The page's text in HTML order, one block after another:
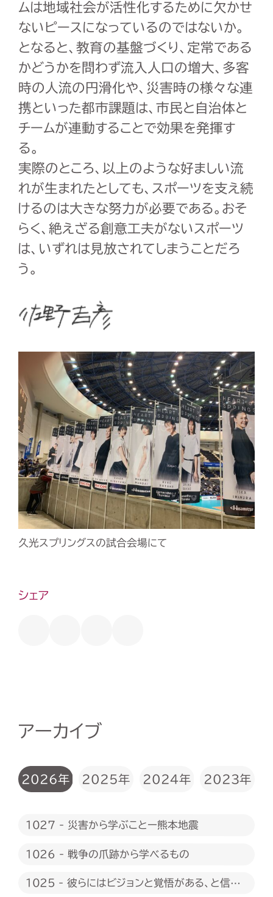
ムは地域社会が活性化するために欠かせ
ないピースになっているのではないか。
となると、教育の基盤づくり、定常である
かどうかを問わず流入人口の増大、多客
時の人流の円滑化や、災害時の様々な連
携といった都市課題は、市民と自治体と
チームが連動することで効果を発揮す
る。
実際のところ、以上のような好ましい流
れが生まれたとしても、スポーツを支え続
けるのは大きな努力が必要である。おそ
らく、絶えざる創意工夫がないスポーツ
は、いずれは見放されてしまうことだろ
う。
久光スプリングスの試合会場にて
シェア
アーカイブ
2026年 2025年 2024年 2023年
1027 - 災害から学ぶことー熊本地震
1026 - 戦争の爪跡から学べるもの
1025 - 彼らにはビジョンと覚悟がある、と信じ